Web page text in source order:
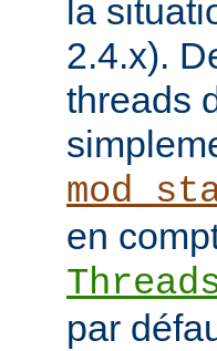
la
2.4.x).
threads
en
par